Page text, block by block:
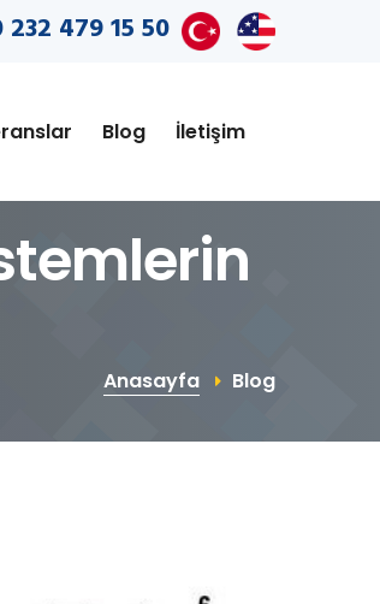
232 479 15 50
Blog İletişim
Anasayfa Blog